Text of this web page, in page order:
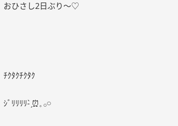
おひさし2日ぶり〜♡
ﾁｸﾀｸﾁｸﾀｸ
ｼﾞﾘﾘﾘﾘ- ̗̀⏰𓈒 𓂂𓏸